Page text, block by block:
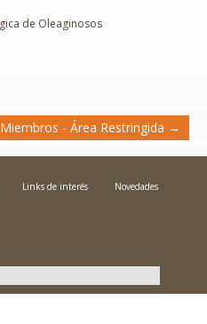
Miembros - Área Restringida →
Links de interés Novedades